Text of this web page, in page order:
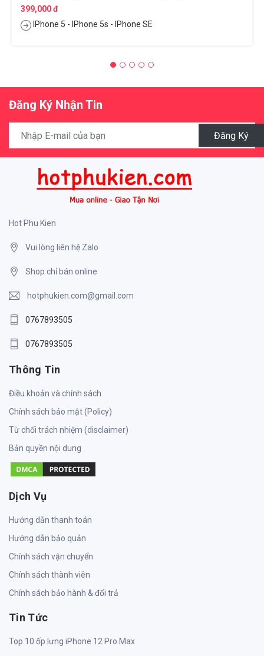
399,000 đ
IPhone 5 - IPhone 5s - IPhone SE
Đăng Ký Nhận Tin
Đăng Ký
Hot Phu Kien
Vui lòng liên hệ Zalo
Shop chỉ bán online
hotphukien.com@gmail.com
0767893505
0767893505
Thông Tin
Điều khoản và chính sách
Chính sách bảo mật (Policy)
Từ chối trách nhiệm (disclaimer)
Bản quyền nội dung
Dịch Vụ
Hướng dẫn thanh toán
Hướng dẫn bảo quản
Chính sách vận chuyển
Chính sách thành viên
Chính sách bảo hành & đổi trả
Tin Tức
Top 10 ốp lưng iPhone 12 Pro Max